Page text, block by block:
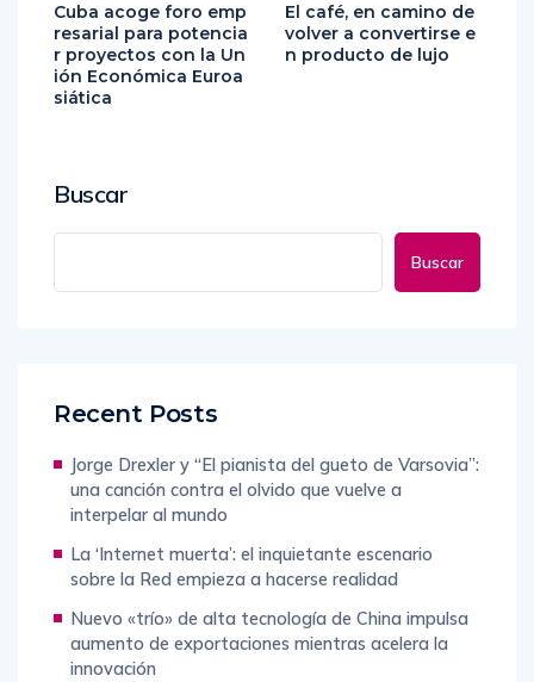
Cuba acoge foro emp
resarial para potencia
r proyectos con la Un
ión Económica Euroa
siática
El café, en camino de
volver a convertirse e
n producto de lujo
Buscar
Buscar
Recent Posts
Jorge Drexler y “El pianista del gueto de Varsovia”:
una canción contra el olvido que vuelve a
interpelar al mundo
La ‘Internet muerta’: el inquietante escenario
sobre la Red empieza a hacerse realidad
Nuevo «trío» de alta tecnología de China impulsa
aumento de exportaciones mientras acelera la
innovación